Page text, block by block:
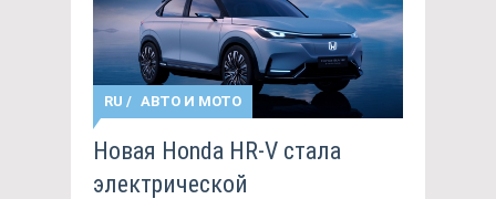
RU / АВТО И МОТО
Новая Honda HR-V стала
электрической